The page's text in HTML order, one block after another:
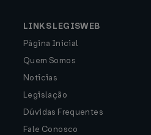
LINKS LEGISWEB
Página Inicial
Quem Somos
Notícias
Legislação
Dúvidas Frequentes
Fale Conosco